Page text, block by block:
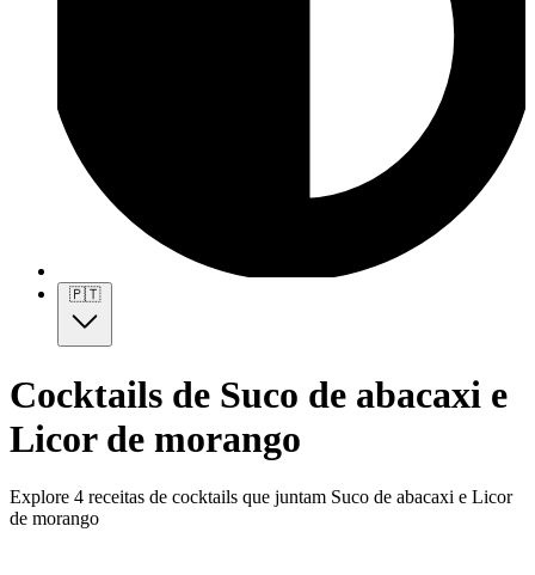
🇵🇹
Cocktails de Suco de abacaxi e
Licor de morango
Explore 4 receitas de cocktails que juntam Suco de abacaxi e Licor
de morango